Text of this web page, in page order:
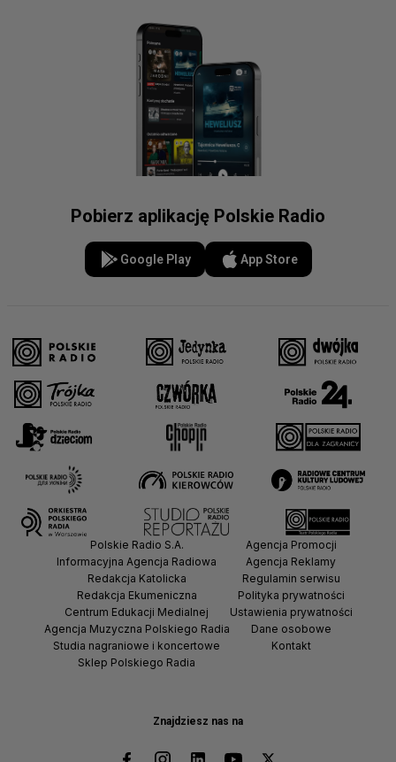
Pobierz aplikację Polskie Radio
Google Play App Store
Znajdziesz nas na
Polskie Radio S.A.
Informacyjna Agencja Radiowa
Redakcja Katolicka
Redakcja Ekumeniczna
Centrum Edukacji Medialnej
Agencja Muzyczna Polskiego Radia
Studia nagraniowe i koncertowe
Sklep Polskiego Radia
Agencja Promocji
Agencja Reklamy
Regulamin serwisu
Polityka prywatności
Ustawienia prywatności
Dane osobowe
Kontakt